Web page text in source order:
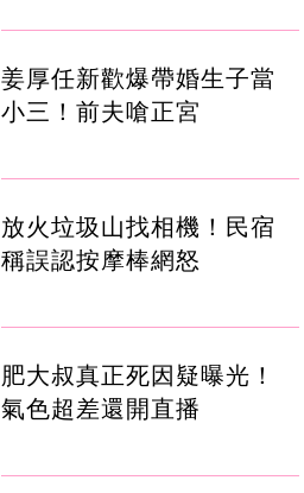
姜厚任新歡爆帶婚生子當
小三！前夫嗆正宮
放火垃圾山找相機！民宿
稱誤認按摩棒網怒
肥大叔真正死因疑曝光！
氣色超差還開直播